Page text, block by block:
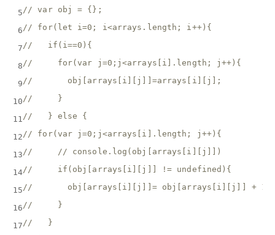
5
6
7
8
9
10
11
12
13
14
15
16
17
// var obj = {};
// for(let i=0; i<arrays.length; i++){
//   if(i==0){
//     for(var j=0;j<arrays[i].length; j++){
//       obj[arrays[i][j]]=arrays[i][j];
//     }
//   } else {
// for(var j=0;j<arrays[i].length; j++){
//     // console.log(obj[arrays[i][j]])
//     if(obj[arrays[i][j]] != undefined){
//       obj[arrays[i][j]]= obj[arrays[i][j]] + 1;
//     }
//   }